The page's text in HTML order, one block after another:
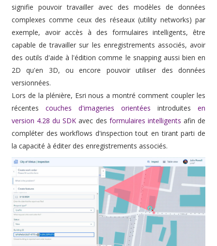
signifie pouvoir travailler avec des modèles de données
complexes comme ceux des réseaux (utility networks) par
exemple, avoir accès à des formulaires intelligents, être
capable de travailler sur les enregistrements associés, avoir
des outils d'aide à l'édition comme le snapping aussi bien en
2D qu'en 3D, ou encore pouvoir utiliser des données
versionnées.
Lors de la plénière, Esri nous a montré comment coupler les
récentes couches d'imageries orientées introduitesen
version 4.28 du SDK avec des formulaires intelligents afin de
compléter des workflows d'inspection tout en tirant parti de
la capacité à éditer des enregistrements associés.